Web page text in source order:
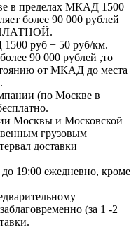
в пределах МКАД 1500
более 90 000 рублей
руб + 50 руб/км.
90 000 рублей ,то
от МКАД до места
(по Москве в
Москвы и Московской
грузовым
доставки
19:00 ежедневно, кроме
(за 1 -2